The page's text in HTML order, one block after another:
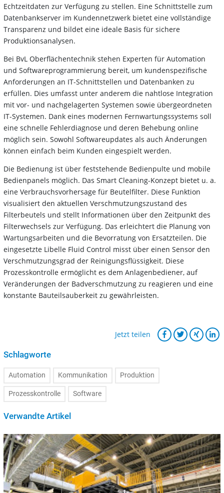
Echtzeitdaten zur Verfügung zu stellen. Eine Schnittstelle zum
Datenbankserver im Kundennetzwerk bietet eine vollständige
Transparenz und bildet eine ideale Basis für sichere
Produktionsanalysen.
Bei BvL Oberflächentechnik stehen Experten für Automation
und Softwareprogrammierung bereit, um kundenspezifische
Anforderungen an IT-Schnittstellen und Datenbanken zu
erfüllen. Dies umfasst unter anderem die nahtlose Integration
mit vor- und nachgelagerten Systemen sowie übergeordneten
IT-Systemen. Dank eines modernen Fernwartungssystems soll
eine schnelle Fehlerdiagnose und deren Behebung online
möglich sein. Sowohl Softwareupdates als auch Änderungen
können einfach beim Kunden eingespielt werden.
Die Bedienung ist über feststehende Bedienpulte und mobile
Bedienpanels möglich. Das Smart Cleaning-Konzept bietet u. a.
eine Verbrauchsvorhersage für Beutelfilter. Diese Funktion
visualisiert den aktuellen Verschmutzungszustand des
Filterbeutels und stellt Informationen über den Zeitpunkt des
Filterwechsels zur Verfügung. Das erleichtert die Planung von
Wartungsarbeiten und die Bevorratung von Ersatzteilen. Die
eingesetzte Libelle Fluid Control misst über einen Sensor den
Verschmutzungsgrad der Reinigungsflüssigkeit. Diese
Prozesskontrolle ermöglicht es dem Anlagenbediener, auf
Veränderungen der Badverschmutzung zu reagieren und eine
konstante Bauteilsauberkeit zu gewährleisten.
Jetzt teilen
Schlagworte
Automation Kommunikation Produktion
Prozesskontrolle Software
Verwandte Artikel